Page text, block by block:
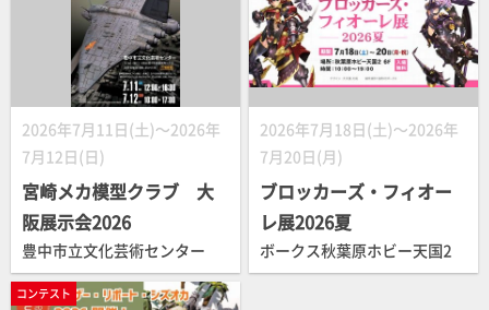
2026年7月11日(土)～2026年
7月12日(日)
宮崎メカ模型クラブ 大
阪展示会2026
豊中市立文化芸術センター
2026年7月18日(土)～2026年
7月20日(月)
ブロッカーズ・フィオー
レ展2026夏
ボークス秋葉原ホビー天国2
コンテスト